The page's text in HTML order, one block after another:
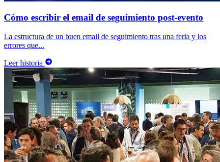
Cómo escribir el email de seguimiento post-evento
La estructura de un buen email de seguimiento tras una feria y los
errores que...
Leer historia